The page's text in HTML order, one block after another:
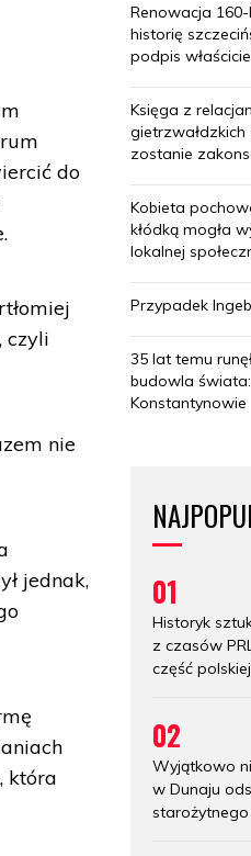
do
czyli
nie
jednak,
która
Renowacja
historię
podpis
Księga z
zostanie
Kobieta
kłódką mogła
lokalnej
Przypadek
35 lat temu
budowla
Konstantynowie
01
Historyk
z czasów
część
02
Wyjątkowo
w Dunaju